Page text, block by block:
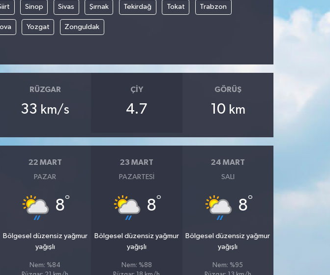
Sinop Sivas Şırnak Tekirdağ Tokat Trabzon
Yozgat Zonguldak
RÜZGAR
33 km/s
ÇIY
4.7
GÖRÜŞ
10 km
22 MART
PAZAR
8°
Bölgesel düzensiz yağmur
yağışlı
Nem: %84
23 MART
PAZARTESI
8°
Bölgesel düzensiz yağmur
yağışlı
Nem: %88
24 MART
SALI
8°
Bölgesel düzensiz yağmur
yağışlı
Nem: %95